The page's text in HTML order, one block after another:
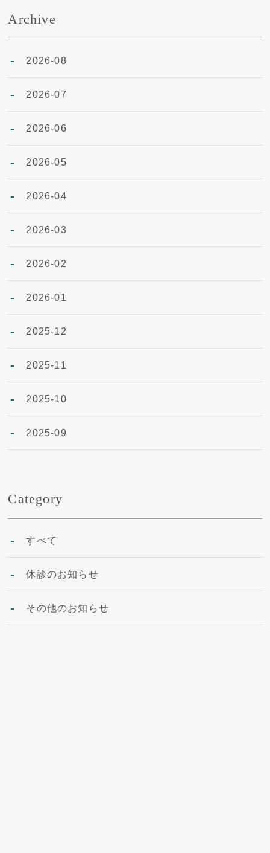
Archive
2026-08
2026-07
2026-06
2026-05
2026-04
2026-03
2026-02
2026-01
2025-12
2025-11
2025-10
2025-09
Category
すべて
休診のお知らせ
その他のお知らせ